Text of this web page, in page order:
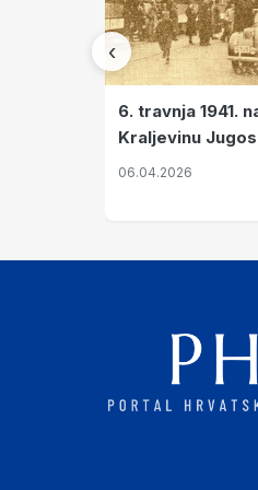
‹
6. travnja 1941.
Kraljevinu
nastale njenim
06.04.2026